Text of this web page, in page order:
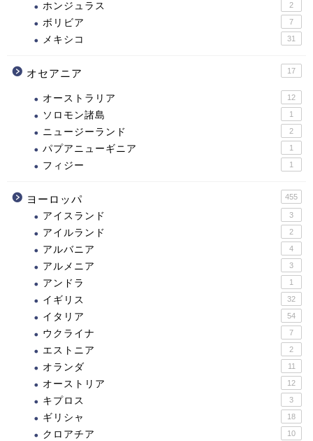
ホンジュラス 2
ボリビア 7
メキシコ 31
オセアニア 17
オーストラリア 12
ソロモン諸島 1
ニュージーランド 2
パプアニューギニア 1
フィジー 1
ヨーロッパ 455
アイスランド 3
アイルランド 2
アルバニア 4
アルメニア 3
アンドラ 1
イギリス 32
イタリア 54
ウクライナ 7
エストニア 2
オランダ 11
オーストリア 12
キプロス 3
ギリシャ 18
クロアチア 10